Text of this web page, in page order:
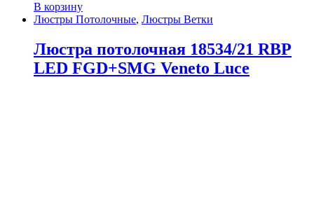
В корзину
Люстры Потолочные, Люстры Ветки
Люстра потолочная 18534/21 RBP
LED FGD+SMG Veneto Luce